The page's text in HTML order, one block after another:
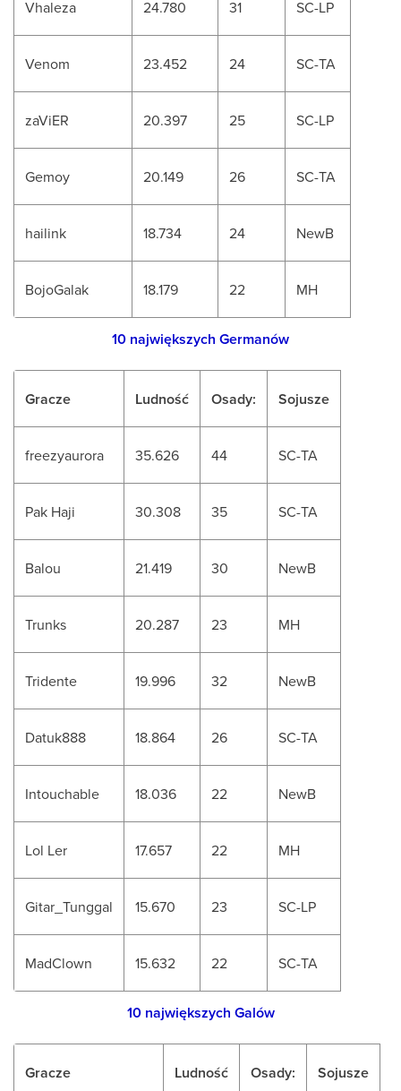
Vhaleza 24.780 31 SC-LP
Venom 23.452 24 SC-TA
zaViER 20.397 25 SC-LP
Gemoy 20.149 26 SC-TA
hailink 18.734 24 NewB
BojoGalak 18.179 22 MH
10 największych Germanów
Gracze Ludność Osady: Sojusze
freezyaurora 35.626 44 SC-TA
Pak Haji 30.308 35 SC-TA
Balou 21.419 30 NewB
Trunks 20.287 23 MH
Tridente 19.996 32 NewB
Datuk888 18.864 26 SC-TA
Intouchable 18.036 22 NewB
Lol Ler 17.657 22 MH
Gitar_Tunggal 15.670 23 SC-LP
MadClown 15.632 22 SC-TA
10 największych Galów
Gracze Ludność Osady: Sojusze